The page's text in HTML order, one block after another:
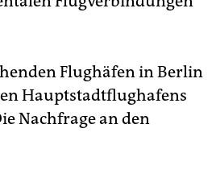
Flughäfen in Berlin
Hauptstadtflughafens
Nachfrage an den